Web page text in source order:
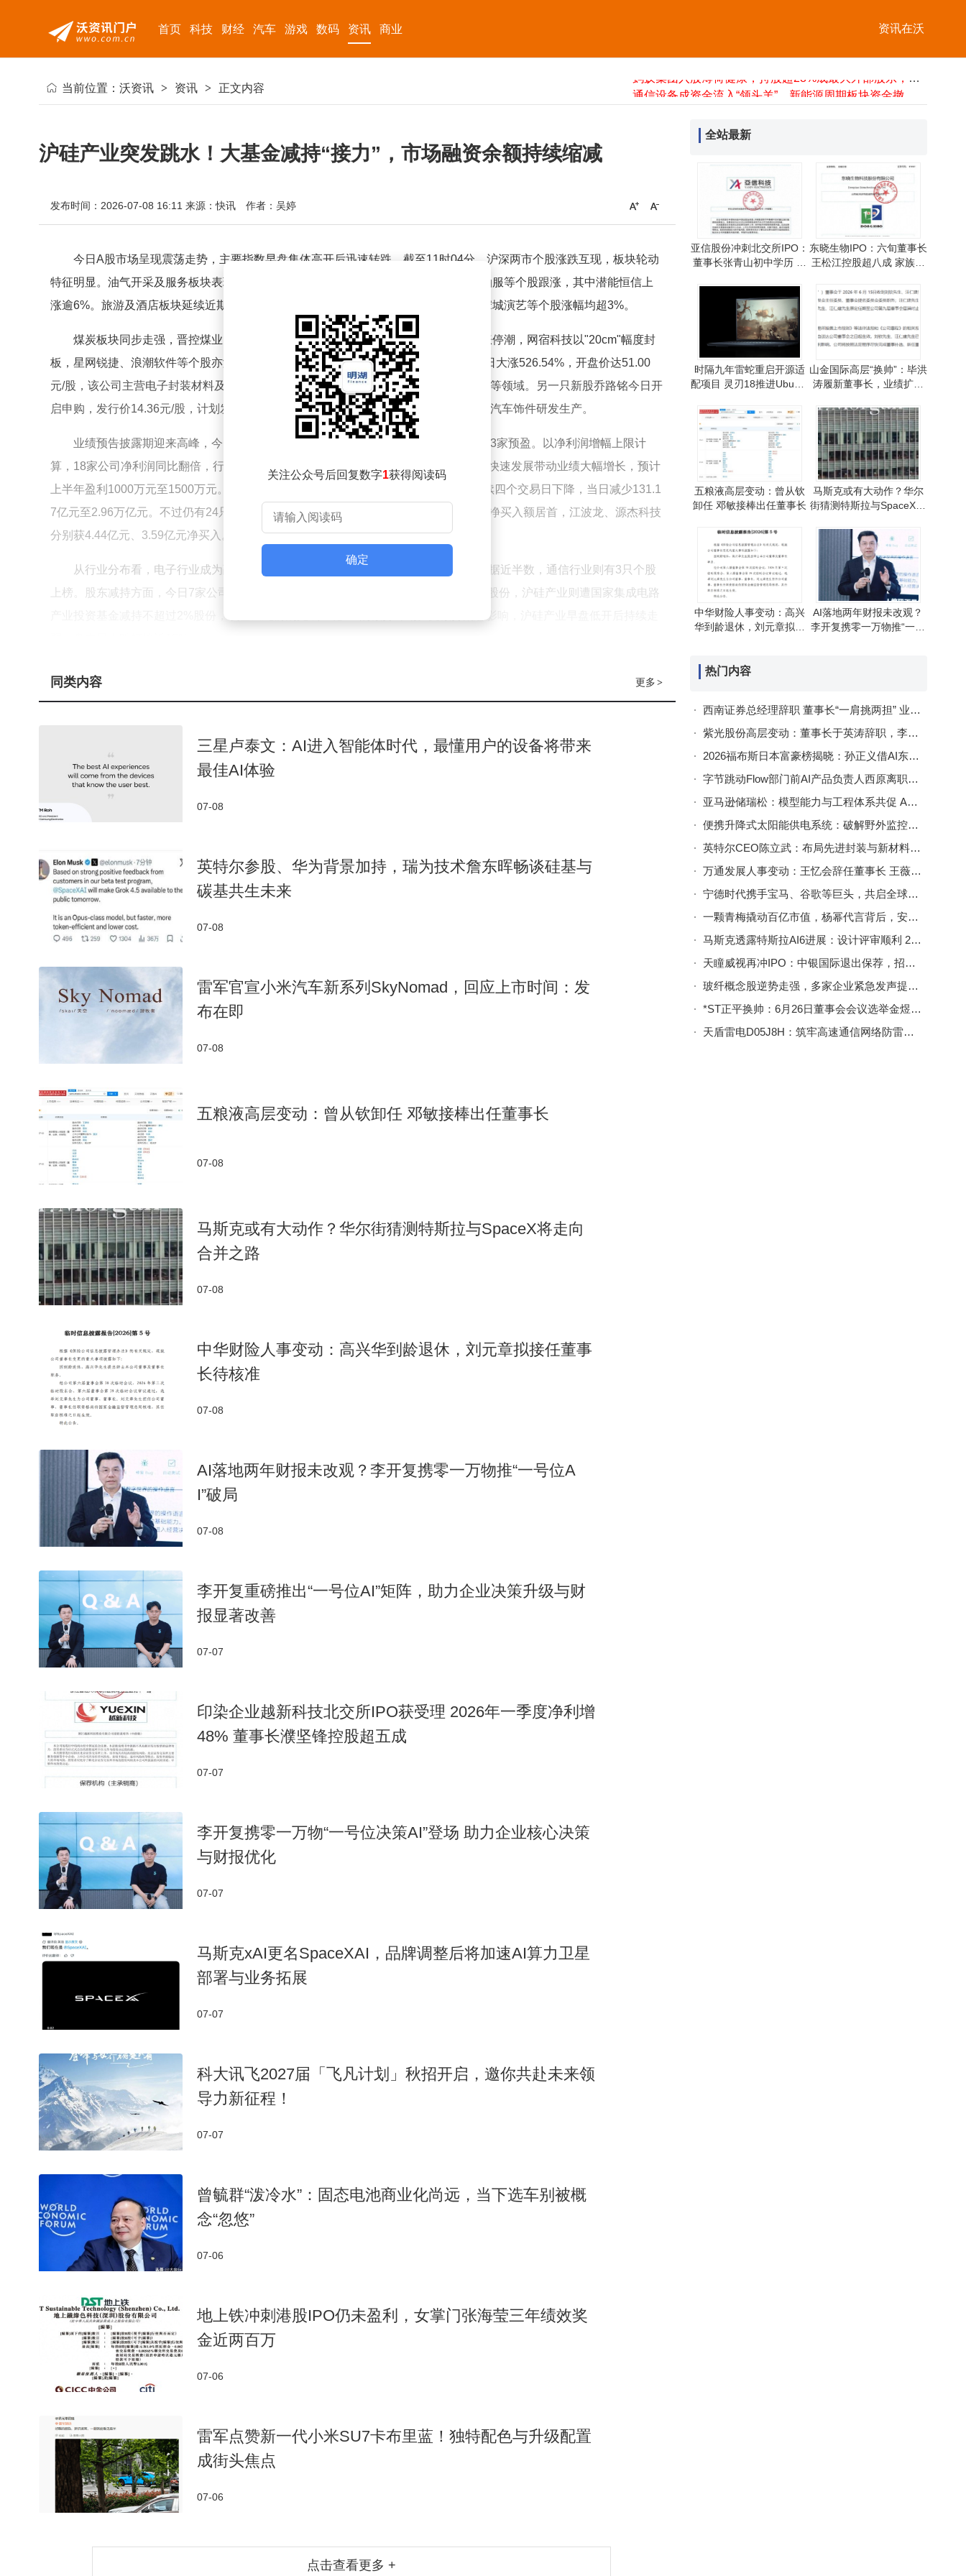
资讯在沃
首页 科技 财经 汽车 游戏 数码 资讯 商业
马斯克或有大动作？华尔街猜测特斯拉与SpaceX将走向合并之路
量感智能获数千万元天使轮融资 量子传感产品落地多领域前景可期
当前位置： 沃资讯 > 资讯 > 正文内容
沪硅产业突发跳水！大基金减持“接力”，市场融资余额持续缩减
发布时间：2026-07-08 16:11 来源：快讯 作者：吴婷
今日A股市场呈现震荡走势，主要指数早盘集体高开后迅速转跌，截至11时04分，沪深两市个股涨跌互现，板块轮动
特征明显。油气开采及服务板块表现突出，XD科力股涨幅超过11%，通源石油、中海油服等个股跟涨，其中潜能恒信上
涨逾6%。旅游及酒店板块延续近期强势，岭南控股、西藏旅游双双涨停，大连圣亚、宋城演艺等个股涨幅均超3%。
煤炭板块同步走强，晋控煤业、潞安环能等个股涨幅突破3%。云计算概念股掀起涨停潮，网宿科技以"20cm"幅度封
板，星网锐捷、浪潮软件等个股亦涨停。新股市场表现分化，N康美特在北交所上市首日大涨526.54%，开盘价达51.00
元/股，该公司主营电子封装材料及高性能改性塑料，产品应用于新型显示、半导体照明等领域。另一只新股乔路铭今日开
启申购，发行价14.36元/股，计划发行5000万股，其中网上发行4500万股，公司专注于汽车饰件研发生产。
业绩预告披露期迎来高峰，今日31家上市公司发布中期业绩预告，其中22家预增、3家预盈。以净利润增幅上限计
算，18家公司净利润同比翻倍，行云科技以最高699.15%的增幅领跑，该公司算力业务快速发展带动业绩大幅增长，预计
上半年盈利1000万元至1500万元。融资融券数据显示，截至7月7日，两市融资余额连续四个交易日下降，当日减少131.1
7亿元至2.96万亿元。不过仍有24只个股获杠杆资金加仓超1亿元，东山精密以7.13亿元净买入额居首，江波龙、源杰科技
分别获4.44亿元、3.59亿元净买入。
从行业分布看，电子行业成为融资客最爱，13只获超亿元加仓的个股中电子行业占据近半数，通信行业则有3只个股
上榜。股东减持方面，今日7家公司披露减持计划，合富中国控股股东拟减持不超过3%股份，沪硅产业则遭国家集成电路
产业投资基金减持不超过2%股份，该基金此前刚完成一轮3%的减持计划。受减持消息影响，沪硅产业早盘低开后持续走
半导体行业传来新动态，日月光投资控股宣布将先进封装报价上调20%，该消息于周四早间8:45对外披露。市场分析
关注公众号后回复数字1获得阅读码
确定
更多 >
同类内容
三星卢泰文：AI进入智能体时代，最懂用户的设备将带来
最佳AI体验
07-08
英特尔参股、华为背景加持，瑞为技术詹东晖畅谈硅基与
碳基共生未来
07-08
雷军官宣小米汽车新系列SkyNomad，回应上市时间：发
布在即
07-08
五粮液高层变动：曾从钦卸任 邓敏接棒出任董事长
07-08
马斯克或有大动作？华尔街猜测特斯拉与SpaceX将走向
合并之路
07-08
中华财险人事变动：高兴华到龄退休，刘元章拟接任董事
长待核准
07-08
AI落地两年财报未改观？李开复携零一万物推“一号位A
I”破局
07-08
李开复重磅推出“一号位AI”矩阵，助力企业决策升级与财
报显著改善
07-07
印染企业越新科技北交所IPO获受理 2026年一季度净利增
48% 董事长濮坚锋控股超五成
07-07
李开复携零一万物“一号位决策AI”登场 助力企业核心决策
与财报优化
07-07
马斯克xAI更名SpaceXAI，品牌调整后将加速AI算力卫星
部署与业务拓展
07-07
科大讯飞2027届「飞凡计划」秋招开启，邀你共赴未来领
导力新征程！
07-07
曾毓群“泼冷水”：固态电池商业化尚远，当下选车别被概
念“忽悠”
07-06
地上铁冲刺港股IPO仍未盈利，女掌门张海莹三年绩效奖
金近两百万
07-06
雷军点赞新一代小米SU7卡布里蓝！独特配色与升级配置
成街头焦点
07-06
点击查看更多 +
全站最新
亚信股份冲刺北交所IPO：
董事长张青山初中学历 总
东晓生物IPO：六旬董事长
王松江控股超八成 家族成
时隔九年雷蛇重启开源适
配项目 灵刃18推进Ubuntu
步
山金国际高层“换帅”：毕洪
涛履新董事长，业绩扩张
五粮液高层变动：曾从钦
卸任 邓敏接棒出任董事长
马斯克或有大动作？华尔
街猜测特斯拉与SpaceX将
中华财险人事变动：高兴
华到龄退休，刘元章拟接
AI落地两年财报未改观？
李开复携零一万物推“一号
热门内容
西南证券总经理辞职 董事长“一肩挑两担” 业务挑战与机遇并存
紫光股份高层变动：董事长于英涛辞职，李涛接棒新任董事长
2026福布斯日本富豪榜揭晓：孙正义借AI东风再登首富之巅
字节跳动Flow部门前AI产品负责人西原离职创业，猫箱星绘成绩亮眼引关注
亚马逊储瑞松：模型能力与工程体系共促 Agentic AI 爆发拐点已至
便携升降式太阳能供电系统：破解野外监控供电难题的实用方案
英特尔CEO陈立武：布局先进封装与新材料，锚定5到10年10倍回报目标
万通发展人事变动：王忆会辞任董事长 王薇接棒履新
宁德时代携手宝马、谷歌等巨头，共启全球能源循环经济新征程
一颗青梅撬动百亿市值，杨幂代言背后，安徽“梅子大王”的上市突围战
马斯克透露特斯拉AI6进展：设计评审顺利 2028年投产或引领算力新飞跃
天瞳威视再冲IPO：中银国际退出保荐，招股书信息多处存出入
玻纤概念股逆势走强，多家企业紧急发声提示投资风险需谨慎
*ST正平换帅：6月26日董事会会议选举金煜坤出任新董事长
天盾雷电D05J8H：筑牢高速通信网络防雷屏障 守护数字化安全基石